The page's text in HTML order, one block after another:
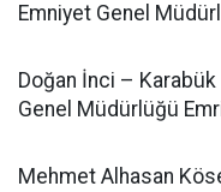
Emniyet Genel
Doğan İnci –
Genel Müdürlüğü
Mehmet Alhasan